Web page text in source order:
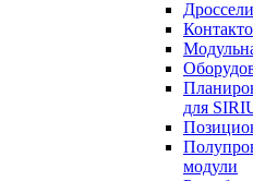
для
модули